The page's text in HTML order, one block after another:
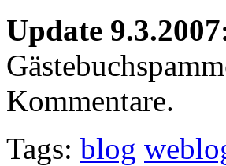
Update
Kommentare.
Tags: blog